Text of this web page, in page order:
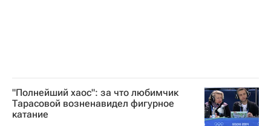
"Полнейший хаос": за что любимчик
Тарасовой возненавидел фигурное
катание